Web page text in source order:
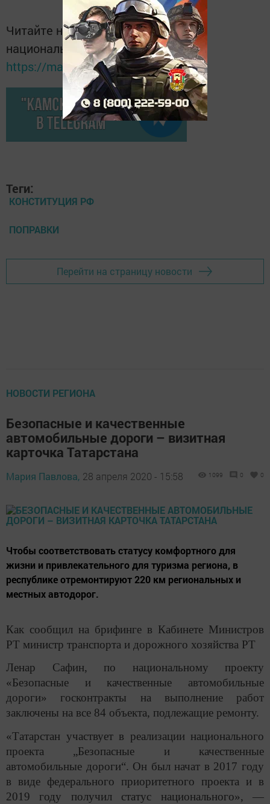
Читайте новости Татарстана в
национальном мессенджере MАХ:
https://max.ru/tatmedia
Теги:
КОНСТИТУЦИЯ РФ
ПОПРАВКИ
Перейти на страницу новости
НОВОСТИ РЕГИОНА
​​​​​​​Безопасные и качественные
автомобильные дороги – визитная
карточка Татарстана
Мария Павлова, 28 апреля 2020 - 15:58 1099 0 0
Чтобы соответствовать статусу комфортного для
жизни и привлекательного для туризма региона, в
республике отремонтируют 220 км региональных и
местных автодорог.
Как сообщил на брифинге в Кабинете Министров
РТ министр транспорта и дорожного хозяйства РТ
Ленар Сафин, по национальному проекту
«Безопасные и качественные автомобильные
дороги» госконтракты на выполнение работ
заключены на все 84 объекта, подлежащие ремонту.
«Татарстан участвует в реализации национального
проекта „Безопасные и качественные
автомобильные дороги“. Он был начат в 2017 году
в виде федерального приоритетного проекта и в
2019 году получил статус национального», —